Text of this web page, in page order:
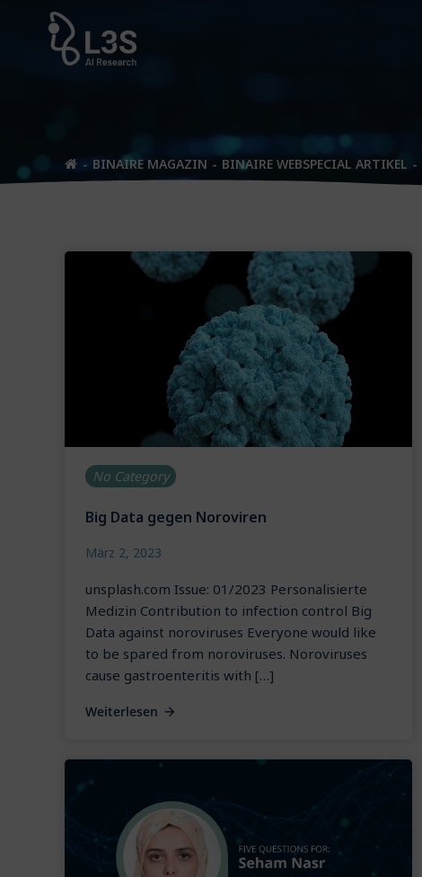
springen
BINAIRE MAGAZIN BINAIRE WEBSPECIAL ARTIKEL
No Category
Big Data gegen Noroviren
März 2, 2023
unsplash.com Issue: 01/2023 Personalisierte
Medizin Contribution to infection control Big
Data against noroviruses Everyone would like
to be spared from noroviruses. Noroviruses
cause gastroenteritis with […]
Weiterlesen